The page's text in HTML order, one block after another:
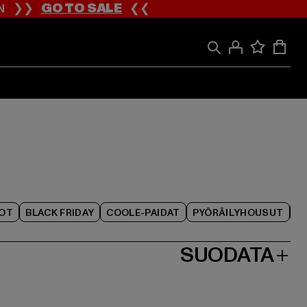
❯❯ GO TO SALE ❮❮
BLACK FRIDAY COOLE-PAIDAT PYÖRÄILYHOUSUT
SUODATA